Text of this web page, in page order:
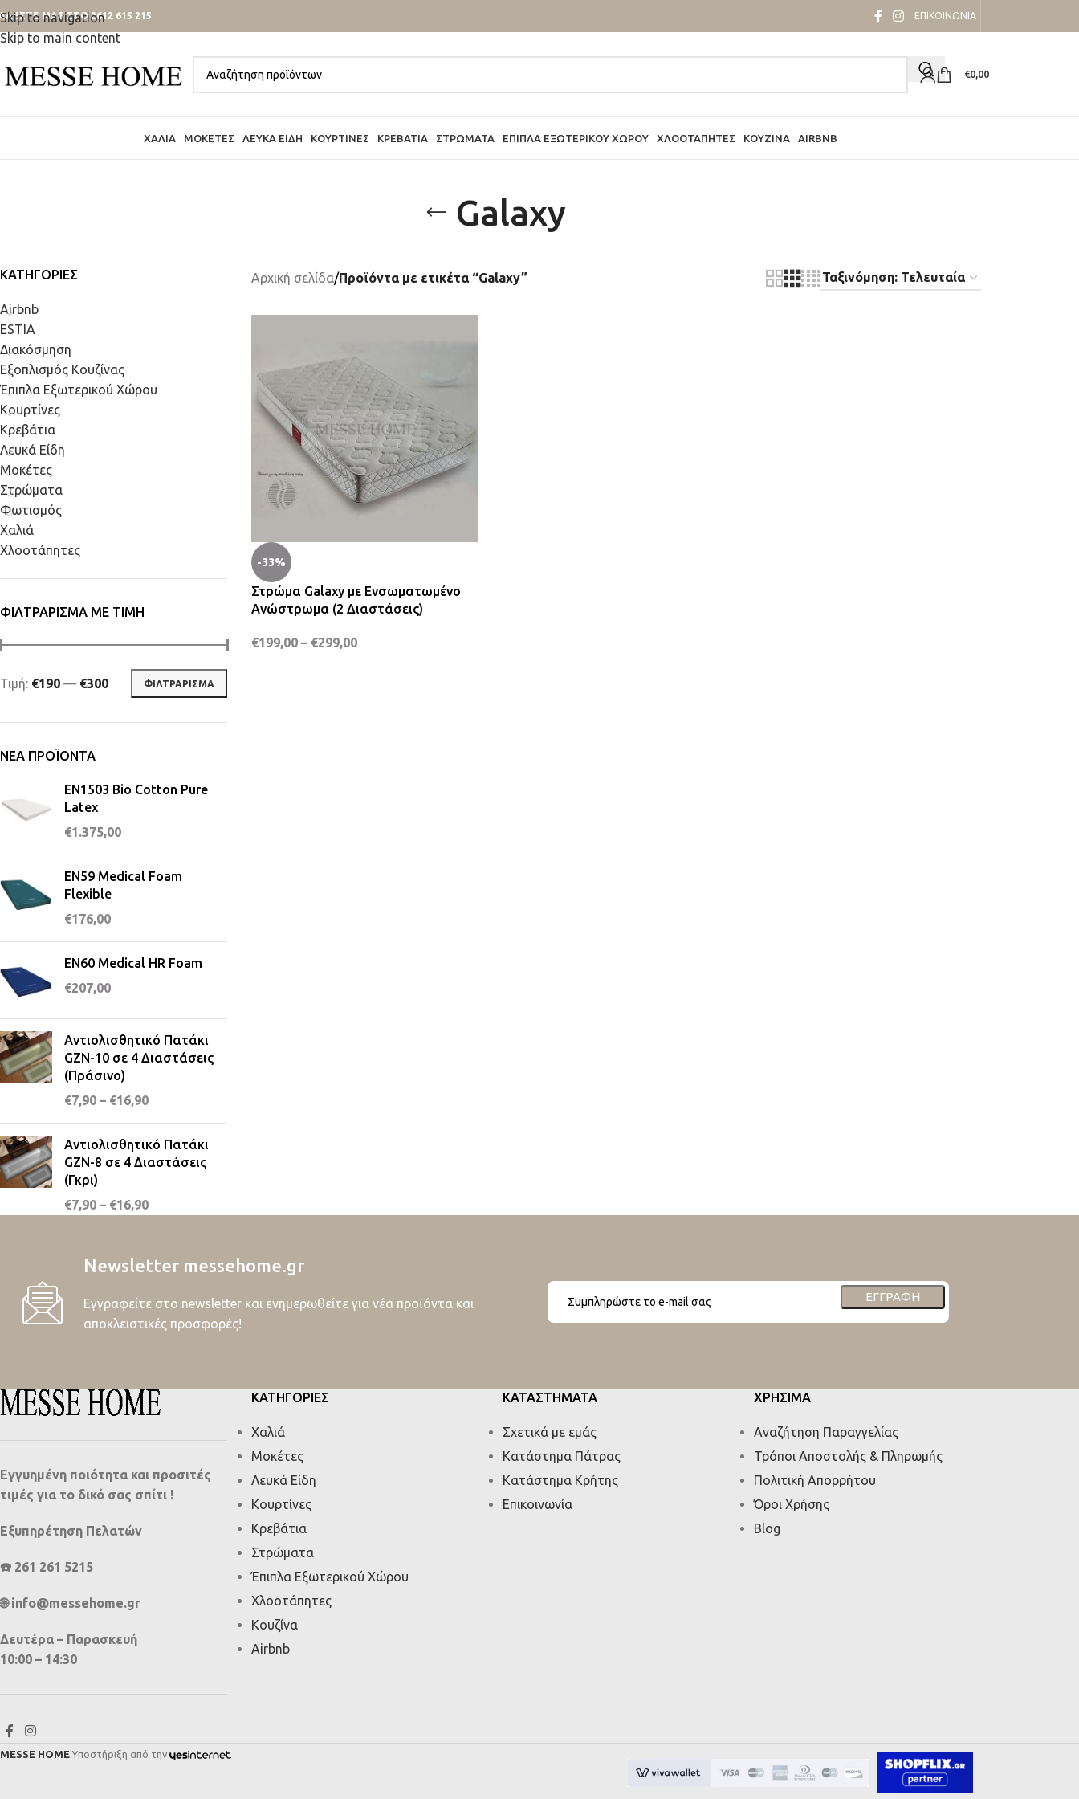
Skip to navigation
Skip to main content
ΜΑΣ ΣΤΟ 2612 615 215 ΕΠΙΚΟΙΝΩΝΙΑ
€0,00
ΧΑΛΙΆ ΜΟΚΈΤΕΣ ΛΕΥΚΆ ΕΊΔΗ ΚΟΥΡΤΊΝΕΣ ΚΡΕΒΆΤΙΑ ΣΤΡΏΜΑΤΑ ΈΠΙΠΛΑ ΕΞΩΤΕΡΙΚΟΎ ΧΏΡΟΥ ΧΛΟΟΤΆΠΗΤΕΣ ΚΟΥΖΊΝΑ AIRBNB
Galaxy
ΚΑΤΗΓΟΡΊΕΣ
Airbnb
ESTIA
Διακόσμηση
Εξοπλισμός Κουζίνας
Έπιπλα Εξωτερικού Χώρου
Κουρτίνες
Κρεβάτια
Λευκά Είδη
Μοκέτες
Στρώματα
Φωτισμός
Χαλιά
Χλοοτάπητες
ΦΙΛΤΡΆΡΙΣΜΑ ΜΕ ΤΙΜΉ
ΦΙΛΤΡΆΡΙΣΜΑ
Τιμή: €190 — €300
ΝΈΑ ΠΡΟΪΌΝΤΑ
EN1503 Bio Cotton Pure
Latex
€1.375,00
EN59 Medical Foam
Flexible
€176,00
EN60 Medical HR Foam
€207,00
Αντιολισθητικό Πατάκι
GZN-10 σε 4 Διαστάσεις
(Πράσινο)
€7,90 – €16,90
Αντιολισθητικό Πατάκι
GZN-8 σε 4 Διαστάσεις
(Γκρι)
€7,90 – €16,90
Αρχική σελίδα/Προϊόντα με ετικέτα “Galaxy”
-33%
Στρώμα Galaxy με Ενσωματωμένο
Ανώστρωμα (2 Διαστάσεις)
€199,00 – €299,00
Newsletter messehome.gr
Εγγραφείτε στο newsletter και ενημερωθείτε για νέα προϊόντα και
αποκλειστικές προσφορές!
ΕΓΓΡΑΦΉ
Εγγυημένη ποιότητα και προσιτές
τιμές για το δικό σας σπίτι !
Εξυπηρέτηση Πελατών
☎️ 261 261 5215
🌐 info@messehome.gr
Δευτέρα – Παρασκευή
10:00 – 14:30
ΚΑΤΗΓΟΡΙΕΣ
Χαλιά
Μοκέτες
Λευκά Είδη
Κουρτίνες
Κρεβάτια
Στρώματα
Έπιπλα Εξωτερικού Χώρου
Χλοοτάπητες
Κουζίνα
Airbnb
ΚΑΤΑΣΤΗΜΑΤΑ
Σχετικά με εμάς
Κατάστημα Πάτρας
Κατάστημα Κρήτης
Επικοινωνία
ΧΡΗΣΙΜΑ
Αναζήτηση Παραγγελίας
Τρόποι Αποστολής & Πληρωμής
Πολιτική Απορρήτου
Όροι Χρήσης
Blog
MESSE HOME Υποστήριξη από την